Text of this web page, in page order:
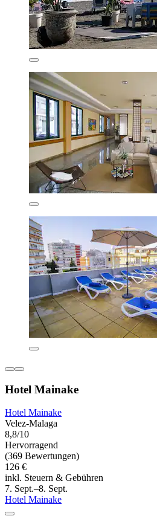
Hotel Mainake
Hotel Mainake
Velez-Malaga
8,8/10
Hervorragend
(369 Bewertungen)
126 €
inkl. Steuern & Gebühren
7. Sept.–8. Sept.
Hotel Mainake